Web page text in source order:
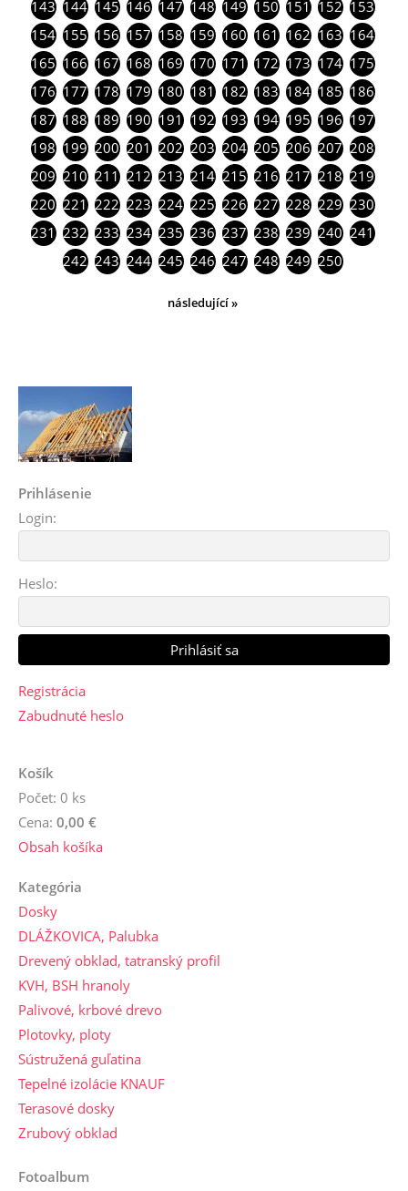
143 144 145 146 147 148 149 150 151 152 153
154 155 156 157 158 159 160 161 162 163 164
165 166 167 168 169 170 171 172 173 174 175
176 177 178 179 180 181 182 183 184 185 186
187 188 189 190 191 192 193 194 195 196 197
198 199 200 201 202 203 204 205 206 207 208
209 210 211 212 213 214 215 216 217 218 219
220 221 222 223 224 225 226 227 228 229 230
231 232 233 234 235 236 237 238 239 240 241
242 243 244 245 246 247 248 249 250
následující »
Prihlásenie
Login:
Heslo:
Registrácia
Zabudnuté heslo
Košík
Počet: 0 ks
Cena: 0,00 €
Obsah košíka
Kategória
Dosky
DLÁŽKOVICA, Palubka
Drevený obklad, tatranský profil
KVH, BSH hranoly
Palivové, krbové drevo
Plotovky, ploty
Sústružená guľatina
Tepelné izolácie KNAUF
Terasové dosky
Zrubový obklad
Fotoalbum